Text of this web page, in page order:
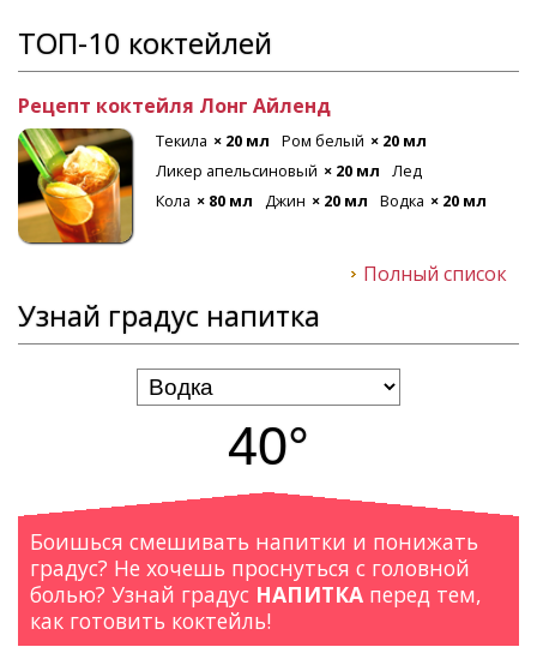
ТОП-10 коктейлей
Рецепт коктейля Лонг Айленд
Текила × 20 мл Ром белый × 20 мл
Ликер апельсиновый × 20 мл
Лед
Кола × 80 мл Джин × 20 мл Водка × 20 мл
Полный список
Узнай градус напитка
40°
Боишься смешивать напитки и понижать
градус? Не хочешь проснуться с головной
болью? Узнай градус НАПИТКА перед тем,
как готовить коктейль!